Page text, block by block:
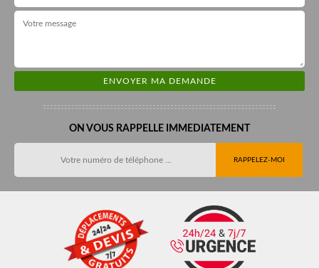
ON VOUS RAPPELLE IMMEDIATEMENT